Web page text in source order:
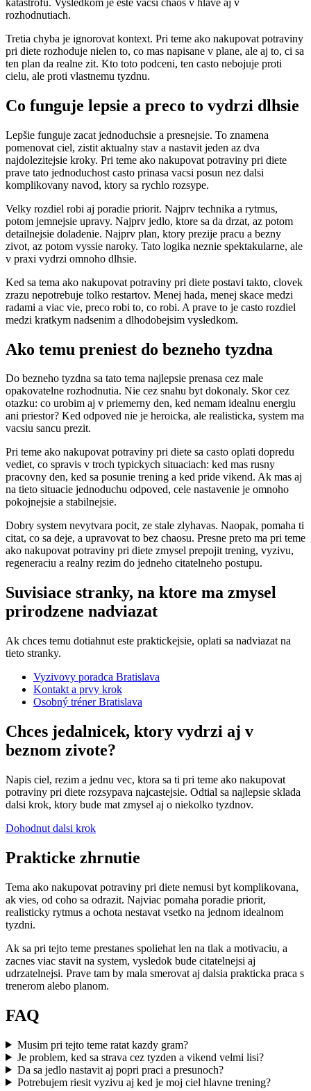
rozhodnutiach.
Tretia chyba je ignorovat kontext. Pri teme ako nakupovat potraviny
pri diete rozhoduje nielen to, co mas napisane v plane, ale aj to, ci sa
ten plan da realne zit. Kto toto podceni, ten casto nebojuje proti
cielu, ale proti vlastnemu tyzdnu.
Co funguje lepsie a preco to vydrzi dlhsie
Lepšie funguje zacat jednoduchsie a presnejsie. To znamena
pomenovat ciel, zistit aktualny stav a nastavit jeden az dva
najdolezitejsie kroky. Pri teme ako nakupovat potraviny pri diete
prave tato jednoduchost casto prinasa vacsi posun nez dalsi
komplikovany navod, ktory sa rychlo rozsype.
Velky rozdiel robi aj poradie priorit. Najprv technika a rytmus,
potom jemnejsie upravy. Najprv jedlo, ktore sa da drzat, az potom
detailnejsie doladenie. Najprv plan, ktory prezije pracu a bezny
zivot, az potom vyssie naroky. Tato logika neznie spektakularne, ale
v praxi vydrzi omnoho dlhsie.
Ked sa tema ako nakupovat potraviny pri diete postavi takto, clovek
zrazu nepotrebuje tolko restartov. Menej hada, menej skace medzi
radami a viac vie, preco robi to, co robi. A prave to je casto rozdiel
medzi kratkym nadsenim a dlhodobejsim vysledkom.
Ako temu preniest do bezneho tyzdna
Do bezneho tyzdna sa tato tema najlepsie prenasa cez male
opakovatelne rozhodnutia. Nie cez snahu byt dokonaly. Skor cez
otazku: co urobim aj v priemerny den, ked nemam idealnu energiu
ani priestor? Ked odpoved nie je heroicka, ale realisticka, system ma
vacsiu sancu prezit.
Pri teme ako nakupovat potraviny pri diete sa casto oplati dopredu
vediet, co spravis v troch typickych situaciach: ked mas rusny
pracovny den, ked sa posunie trening a ked pride vikend. Ak mas aj
na tieto situacie jednoduchu odpoved, cele nastavenie je omnoho
pokojnejsie a stabilnejsie.
Dobry system nevytvara pocit, ze stale zlyhavas. Naopak, pomaha ti
citat, co sa deje, a upravovat to bez chaosu. Presne preto ma pri teme
ako nakupovat potraviny pri diete zmysel prepojit trening, vyzivu,
regeneraciu a realny rezim do jedneho citatelneho postupu.
Suvisiace stranky, na ktore ma zmysel
prirodzene nadviazat
Ak chces temu dotiahnut este praktickejsie, oplati sa nadviazat na
tieto stranky.
Vyzivovy poradca Bratislava
Kontakt a prvy krok
Osobný tréner Bratislava
Chces jedalnicek, ktory vydrzi aj v
beznom zivote?
Napis ciel, rezim a jednu vec, ktora sa ti pri teme ako nakupovat
potraviny pri diete rozsypava najcastejsie. Odtial sa najlepsie sklada
dalsi krok, ktory bude mat zmysel aj o niekolko tyzdnov.
Dohodnut dalsi krok
Prakticke zhrnutie
Tema ako nakupovat potraviny pri diete nemusi byt komplikovana,
ak vies, od coho sa odrazit. Najviac pomaha poradie priorit,
realisticky rytmus a ochota nestavat vsetko na jednom idealnom
tyzdni.
Ak sa pri tejto teme prestanes spoliehat len na tlak a motivaciu, a
zacnes viac stavit na system, vysledok bude citatelnejsi aj
udrzatelnejsi. Prave tam by mala smerovat aj dalsia prakticka praca s
trenerom alebo planom.
FAQ
Musim pri tejto teme ratat kazdy gram?
Je problem, ked sa strava cez tyzden a vikend velmi lisi?
Da sa jedlo nastavit aj popri praci a presunoch?
Potrebujem riesit vyzivu aj ked je moj ciel hlavne trening?